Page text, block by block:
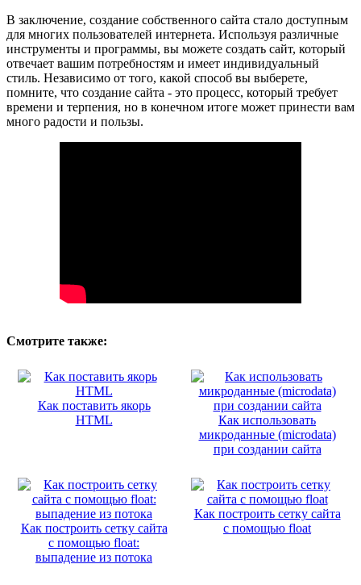
В заключение, создание собственного сайта стало доступным
для многих пользователей интернета. Используя различные
инструменты и программы, вы можете создать сайт, который
отвечает вашим потребностям и имеет индивидуальный
стиль. Независимо от того, какой способ вы выберете,
помните, что создание сайта - это процесс, который требует
времени и терпения, но в конечном итоге может принести вам
много радости и пользы.
Смотрите также:
Как поставить якорь
HTML
Как использовать
микроданные (microdata)
при создании сайта
Как построить сетку сайта
с помощью float:
выпадение из потока
Как построить сетку сайта
с помощью float